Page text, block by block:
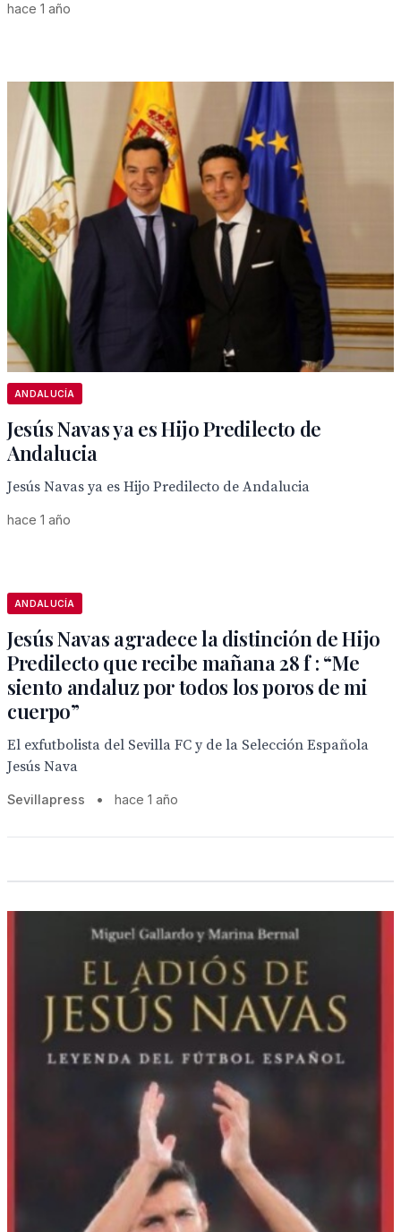
hace 1 año
ANDALUCÍA
Jesús Navas ya es Hijo Predilecto de
Andalucia
Jesús Navas ya es Hijo Predilecto de Andalucia
hace 1 año
ANDALUCÍA
Jesús Navas agradece la distinción de Hijo
Predilecto que recibe mañana 28 f : “Me
siento andaluz por todos los poros de mi
cuerpo”
El exfutbolista del Sevilla FC y de la Selección Española
Jesús Nava
Sevillapress • hace 1 año